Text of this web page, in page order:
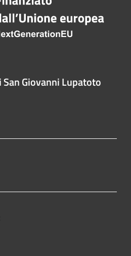
San Giovanni Lupatoto